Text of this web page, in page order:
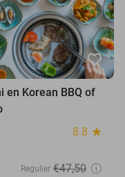
favorite_border
en Korean BBQ of
8.8 star
Regulier €47,50